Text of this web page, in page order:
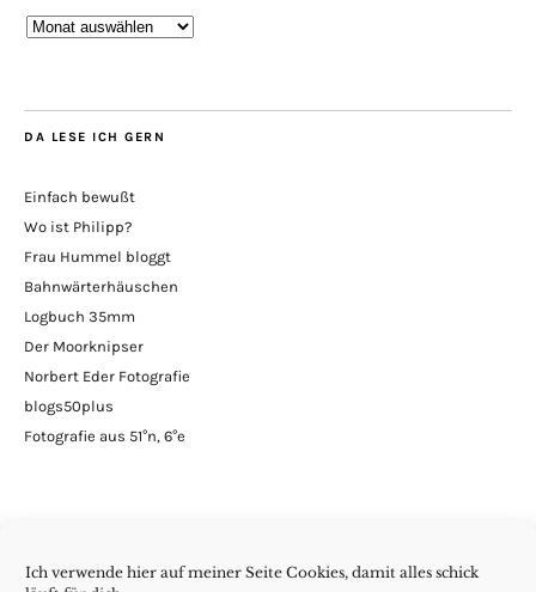
Ich verwende hier auf meiner Seite Cookies, damit alles schick
Bisher
DA LESE ICH GERN
Einfach bewußt
Wo ist Philipp?
Frau Hummel bloggt
Bahnwärterhäuschen
Logbuch 35mm
Der Moorknipser
Norbert Eder Fotografie
blogs50plus
Fotografie aus 51°n, 6°e